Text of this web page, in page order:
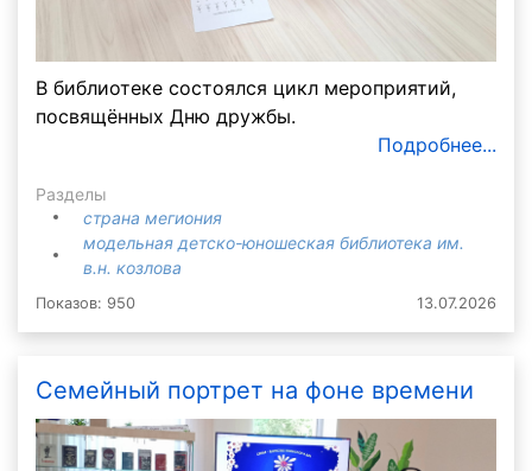
В библиотеке состоялся цикл мероприятий,
посвящённых Дню дружбы.
Подробнее...
Разделы
страна мегиония
модельная детско-юношеская библиотека им.
в.н. козлова
Показов: 950 13.07.2026
Семейный портрет на фоне времени